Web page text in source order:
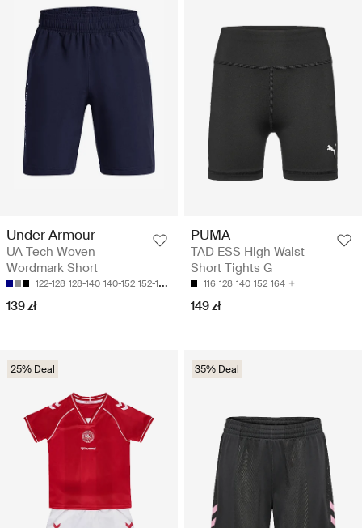
Under Armour
UA Tech Woven
Wordmark Short
122-128 128-140 140-152 152-158 158-170
139 zł
PUMA
TAD ESS High Waist
Short Tights G
116 128 140 152 164
149 zł
25% Deal 35% Deal